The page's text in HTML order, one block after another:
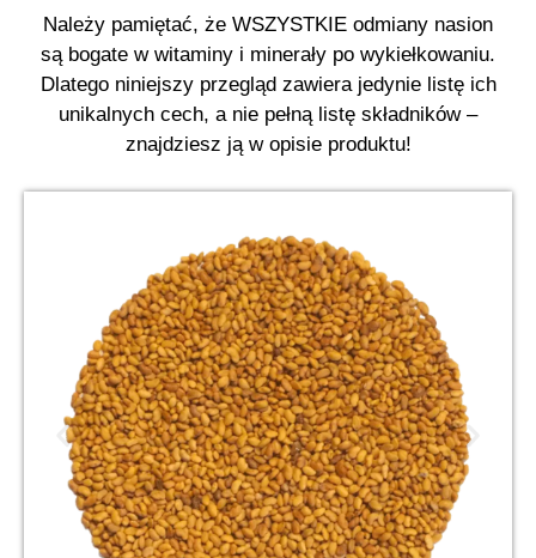
Należy pamiętać, że WSZYSTKIE odmiany nasion
są bogate w witaminy i minerały po wykiełkowaniu.
Dlatego niniejszy przegląd zawiera jedynie listę ich
unikalnych cech, a nie pełną listę składników –
znajdziesz ją w opisie produktu!